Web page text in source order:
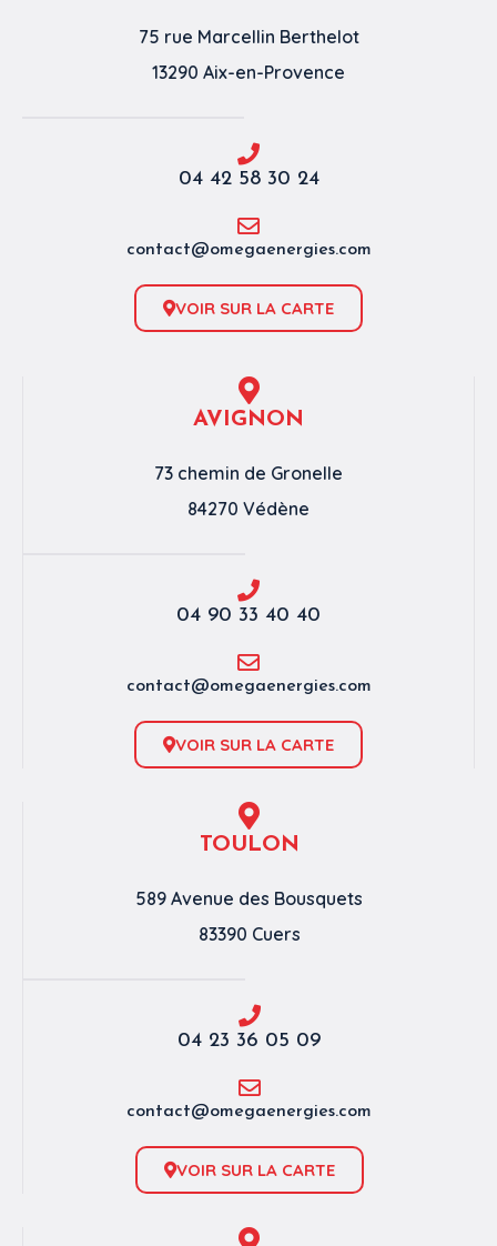
75 rue Marcellin Berthelot
13290 Aix-en-Provence
04 42 58 30 24
contact@omegaenergies.com
VOIR SUR LA CARTE
AVIGNON
73 chemin de Gronelle
84270 Védène
04 90 33 40 40
contact@omegaenergies.com
VOIR SUR LA CARTE
TOULON
589 Avenue des Bousquets
83390 Cuers
04 23 36 05 09
contact@omegaenergies.com
VOIR SUR LA CARTE